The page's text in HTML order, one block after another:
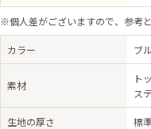
※個人差がございますので、参考
カラー ブ
素材
ト
ス
生地の厚さ 標